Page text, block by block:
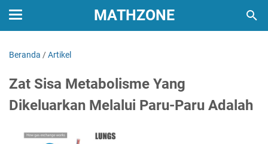
MATHZONE
Beranda /Artikel
Zat Sisa Metabolisme Yang
Dikeluarkan Melalui Paru-Paru Adalah